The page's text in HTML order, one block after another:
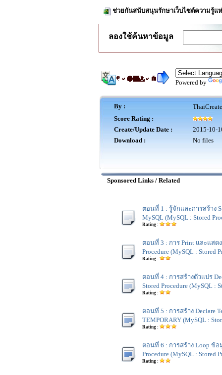
ช่วยกันสนับสนุนรักษาเว็บไซต์ความรู้แ
ลองใช้ค้นหาข้อมูล
Powered by
By :
Score Rating :
Create/Update Date :
2015-10-
Download :
No files
Sponsored Links / Related
ตอนที่ 1 : รู้จักและการสร้าง
MySQL (MySQL : Stored
Rating :
ตอนที่ 3 : การ Print และแสด
Procedure (MySQL : Stored
Rating :
ตอนที่ 4 : การสร้างตัวแปร
Stored Procedure (MySQL :
Rating :
ตอนที่ 5 : การสร้าง Declare
TEMPORARY (MySQL :
Rating :
ตอนที่ 6 : การสร้าง Loop ข้อ
Procedure (MySQL : Stored
Rating :